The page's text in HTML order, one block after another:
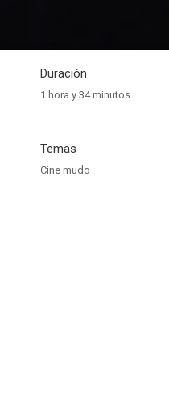
Duración
1 hora y 34 minutos
Temas
Cine mudo